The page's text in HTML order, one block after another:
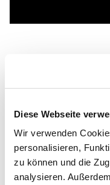
Diese Webseite
Wir verwenden
personalisieren,
zu können und die
analysieren.